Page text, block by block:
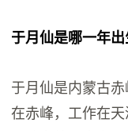
于月仙是哪一年
于月仙是内蒙古
在赤峰，工作在